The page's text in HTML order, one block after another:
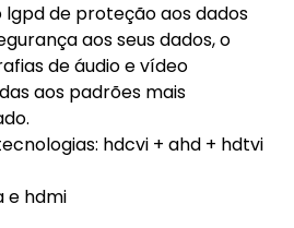
de proteção aos dados
aos seus dados, o
de áudio e vídeo
aos padrões mais
hdcvi + ahd + hdtvi
e hdmi